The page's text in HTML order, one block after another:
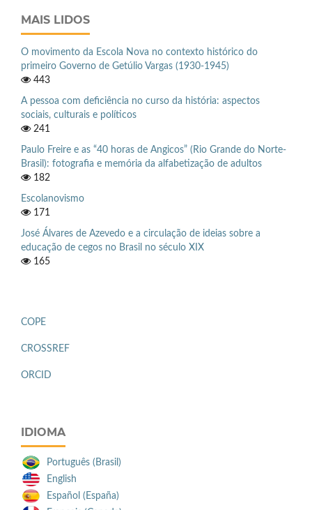
MAIS LIDOS
O movimento da Escola Nova no contexto histórico do
primeiro Governo de Getúlio Vargas (1930-1945)
443
A pessoa com deficiência no curso da história: aspectos
sociais, culturais e políticos
241
Paulo Freire e as “40 horas de Angicos” (Rio Grande do Norte-
Brasil): fotografia e memória da alfabetização de adultos
182
Escolanovismo
171
José Álvares de Azevedo e a circulação de ideias sobre a
educação de cegos no Brasil no século XIX
165
COPE
CROSSREF
ORCID
IDIOMA
Português (Brasil)
English
Español (España)